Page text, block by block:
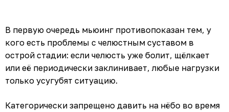
В первую очередь мьюинг противопоказан тем, у
кого есть проблемы с челюстным суставом в
острой стадии: если челюсть уже болит, щёлкает
или её периодически заклинивает, любые нагрузки
только усугубят ситуацию.
Категорически запрещено давить на нёбо во время